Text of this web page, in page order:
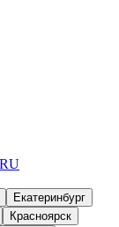
Екатеринбург
Красноярск